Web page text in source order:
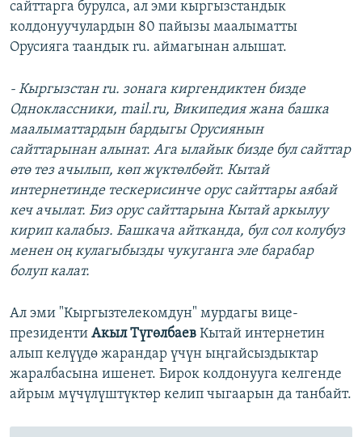
сайттарга бурулса, ал эми кыргызстандык
колдонуучулардын 80 пайызы маалыматты
Орусияга таандык ru. аймагынан алышат.
- Кыргызстан ru. зонага киргендиктен бизде
Одноклассники, mail.ru, Википедия жана башка
маалыматтардын бардыгы Орусиянын
сайттарынан алынат. Ага ылайык бизде бул сайттар
өтө тез ачылып, көп жүктөлбөйт. Кытай
интернетинде тескерисинче орус сайттары аябай
кеч ачылат. Биз орус сайттарына Кытай аркылуу
кирип калабыз. Башкача айтканда, бул сол колубуз
менен оң кулагыбызды чукуганга эле барабар
болуп калат.
Ал эми "Кыргызтелекомдун" мурдагы вице-
президенти Акыл Түгөлбаев Кытай интернетин
алып келүүдө жарандар үчүн ыңгайсыздыктар
жаралбасына ишенет. Бирок колдонууга келгенде
айрым мүчүлүштүктөр келип чыгаарын да танбайт.